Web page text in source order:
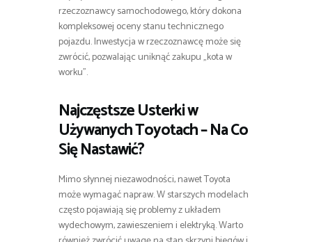
rzeczoznawcy samochodowego, który dokona
kompleksowej oceny stanu technicznego
pojazdu. Inwestycja w rzeczoznawcę może się
zwrócić, pozwalając uniknąć zakupu „kota w
worku”.
Najczęstsze Usterki w
Używanych Toyotach – Na Co
Się Nastawić?
Mimo słynnej niezawodności, nawet Toyota
może wymagać napraw. W starszych modelach
często pojawiają się problemy z układem
wydechowym, zawieszeniem i elektryką. Warto